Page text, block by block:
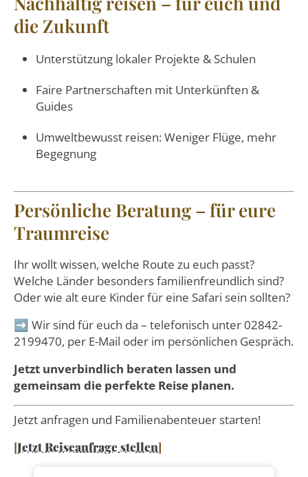
die Zukunft
Unterstützung lokaler Projekte & Schulen
Faire Partnerschaften mit Unterkünften &
Guides
Umweltbewusst reisen: Weniger Flüge, mehr
Begegnung
Persönliche Beratung – für eure
Traumreise
Ihr wollt wissen, welche Route zu euch passt?
Welche Länder besonders familienfreundlich sind?
Oder wie alt eure Kinder für eine Safari sein sollten?
➡️ Wir sind für euch da – telefonisch unter 02842-
2199470, per E-Mail oder im persönlichen Gespräch.
Jetzt unverbindlich beraten lassen und
gemeinsam die perfekte Reise planen.
Jetzt anfragen und Familienabenteuer starten!
[Jetzt Reiseanfrage stellen]